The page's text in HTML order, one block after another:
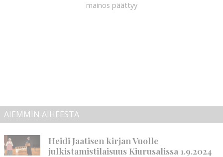
mainos päättyy
AIEMMIN AIHEESTA
Heidi Jaatisen kirjan Vuolle
julkistamistilaisuus Kiurusalissa 1.9.2024